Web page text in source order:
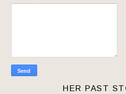
HER PAST